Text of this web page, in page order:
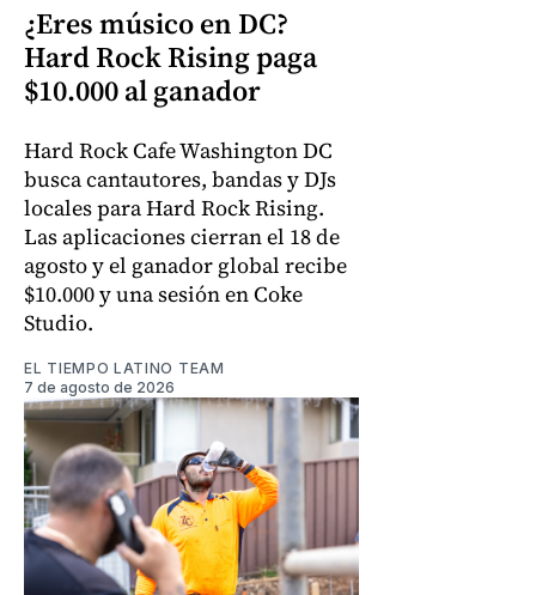
¿Eres músico en DC?
Hard Rock Rising paga
$10.000 al ganador
Hard Rock Cafe Washington DC
busca cantautores, bandas y DJs
locales para Hard Rock Rising.
Las aplicaciones cierran el 18 de
agosto y el ganador global recibe
$10.000 y una sesión en Coke
Studio.
EL TIEMPO LATINO TEAM
7 de agosto de 2026